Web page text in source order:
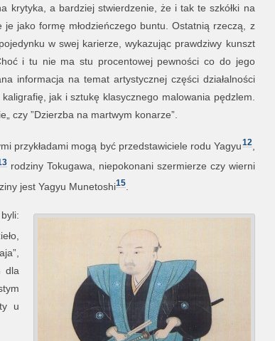
krytyka, a bardziej stwierdzenie, że i tak te szkółki na
jako formę młodzieńczego buntu. Ostatnią rzeczą, z
w swej karierze, wykazując prawdziwy kunszt
i tu nie ma stu procentowej pewności co do jego
informacja na temat artystycznej części działalności
jak i sztukę klasycznego malowania pędzlem.
czy ”Dzierzba na martwym konarze”.
przykładami mogą być przedstawiciele rodu Yagyu12,
rodziny Tokugawa, niepokonani szermierze czy wierni
jest Yagyu Munetoshi15.
dla
u